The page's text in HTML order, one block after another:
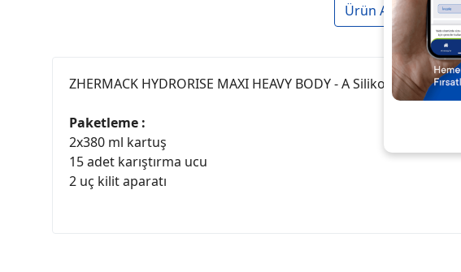
Ürün Açıklaması
ZHERMACK HYDRORISE MAXI HEAVY BODY - A Silikon I.Ölçü Fast
Paketleme :
2x380 ml kartuş
15 adet karıştırma ucu
2 uç kilit aparatı